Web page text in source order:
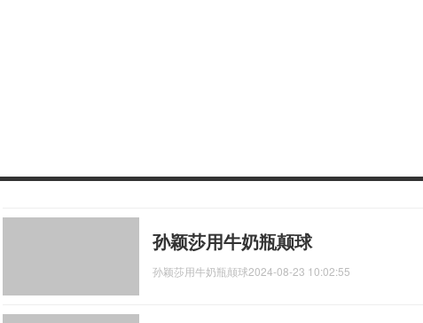
孙颖莎用牛奶瓶颠球
孙颖莎用牛奶瓶颠球2024-08-23 10:02:55